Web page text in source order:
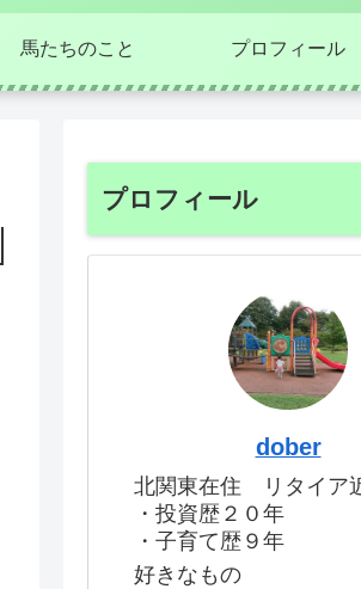
馬たちのこと プロフィール
プロフィール
dober
北関東在住 リタイア
・投資歴２０年
・子育て歴９年
好きなもの